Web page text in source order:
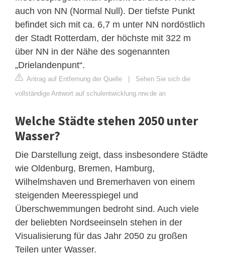
auch von NN (Normal Null). Der tiefste Punkt
befindet sich mit ca. 6,7 m unter NN nordöstlich
der Stadt Rotterdam, der höchste mit 322 m
über NN in der Nähe des sogenannten
„Drielandenpunt“.
Antrag auf Entfernung der Quelle | Sehen Sie sich die
vollständige Antwort auf schulentwicklung.nrw.de an
Welche Städte stehen 2050 unter
Wasser?
Die Darstellung zeigt, dass insbesondere Städte
wie Oldenburg, Bremen, Hamburg,
Wilhelmshaven und Bremerhaven von einem
steigenden Meeresspiegel und
Überschwemmungen bedroht sind. Auch viele
der beliebten Nordseeinseln stehen in der
Visualisierung für das Jahr 2050 zu großen
Teilen unter Wasser.